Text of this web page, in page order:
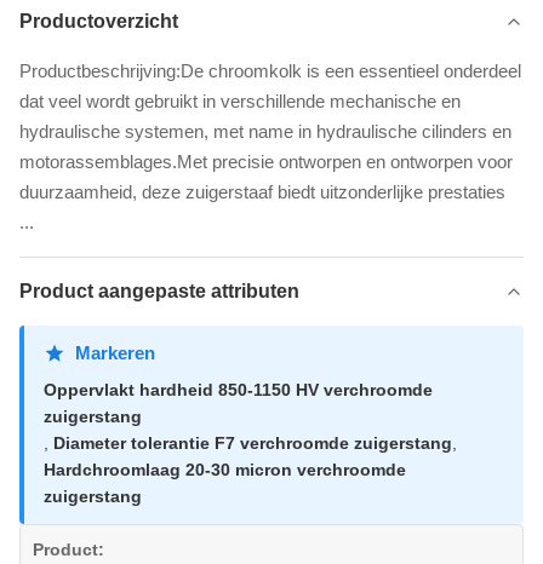
Productoverzicht
Productbeschrijving:De chroomkolk is een essentieel onderdeel
dat veel wordt gebruikt in verschillende mechanische en
hydraulische systemen, met name in hydraulische cilinders en
motorassemblages.Met precisie ontworpen en ontworpen voor
duurzaamheid, deze zuigerstaaf biedt uitzonderlijke prestaties
...
Product aangepaste attributen
Markeren
Oppervlakt hardheid 850-1150 HV verchroomde
zuigerstang
Diameter tolerantie F7 verchroomde zuigerstang
Hardchroomlaag 20-30 micron verchroomde
zuigerstang
Product: